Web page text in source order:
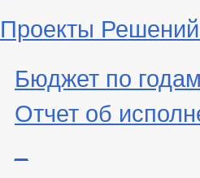
Проекты
Бюджет по годам
Отчет об